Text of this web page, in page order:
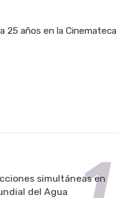
25 años en la Cinemateca
simultáneas en
del Agua